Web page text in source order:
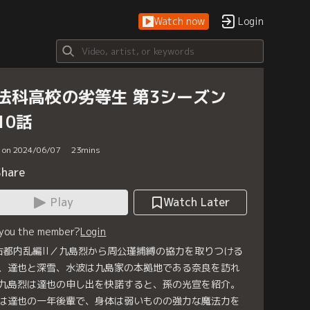
Watch now Login
科高校の劣等生 第3シーズン
話
on 2024/06/07 23mins
Play
Watch Later
the member?Login
内乱編II／九島烈から周公瑾捕縛の協力を取りつける
達也と深雪、水波は九島家の本拠地である奈良を訪れ
島烈は達也の申し出を快諾すると、孫の光宣を紹介。
達也の一年後輩で、身体は弱いものの強力な魔法力を